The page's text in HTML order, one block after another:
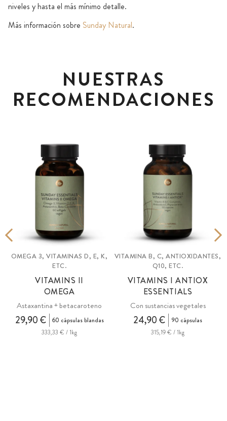
niveles y hasta el más mínimo detalle.
Más información sobre Sunday Natural.
NUESTRAS
RECOMENDACIONES
OMEGA 3, VITAMINAS D, E, K,
ETC.
VITAMINS II
OMEGA
Astaxantina + betacaroteno
29,90 €
60 cápsulas blandas
333,33 € / 1kg
VITAMINA B, C, ANTIOXIDANTES,
Q10, ETC.
VITAMINS I ANTIOX
ESSENTIALS
Con sustancias vegetales
24,90 €
90 cápsulas
315,19 € / 1kg